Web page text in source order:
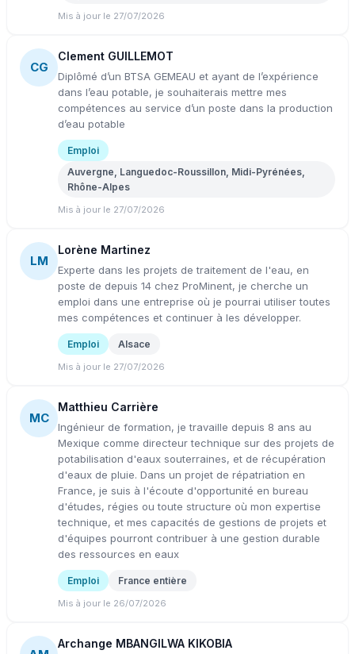
Mis à jour le 27/07/2026
CG
Clement GUILLEMOT
Diplômé d’un BTSA GEMEAU et ayant de l’expérience
dans l’eau potable, je souhaiterais mettre mes
compétences au service d’un poste dans la production
d’eau potable
Emploi
Auvergne, Languedoc-Roussillon, Midi-Pyrénées,
Rhône-Alpes
Mis à jour le 27/07/2026
LM
Lorène Martinez
Experte dans les projets de traitement de l'eau, en
poste de depuis 14 chez ProMinent, je cherche un
emploi dans une entreprise où je pourrai utiliser toutes
mes compétences et continuer à les développer.
Emploi Alsace
Mis à jour le 27/07/2026
MC
Matthieu Carrière
Ingénieur de formation, je travaille depuis 8 ans au
Mexique comme directeur technique sur des projets de
potabilisation d'eaux souterraines, et de récupération
d'eaux de pluie. Dans un projet de répatriation en
France, je suis à l'écoute d'opportunité en bureau
d'études, régies ou toute structure où mon expertise
technique, et mes capacités de gestions de projets et
d'équipes pourront contribuer à une gestion durable
des ressources en eaux
Emploi France entière
Mis à jour le 26/07/2026
Archange MBANGILWA KIKOBIA